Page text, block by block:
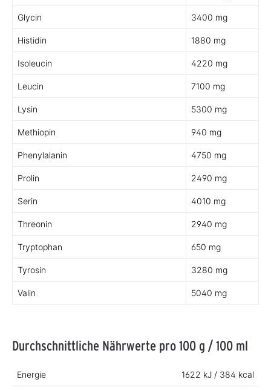
Glycin 3400 mg
Histidin 1880 mg
Isoleucin 4220 mg
Leucin 7100 mg
Lysin 5300 mg
Methiopin 940 mg
Phenylalanin 4750 mg
Prolin 2490 mg
Serin 4010 mg
Threonin 2940 mg
Tryptophan 650 mg
Tyrosin 3280 mg
Valin 5040 mg
Durchschnittliche Nährwerte pro 100 g / 100 ml
Energie 1622 kJ / 384 kcal